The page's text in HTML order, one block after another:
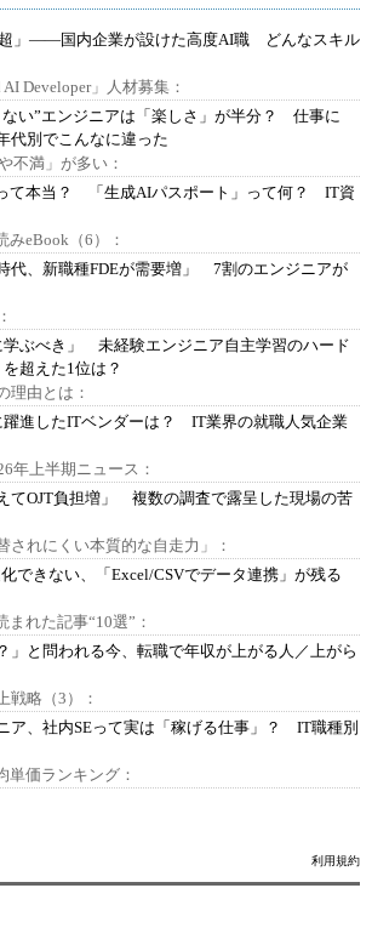
超」――国内企業が設けた高度AI職 どんなスキル
Developer」人材募集：
い”エンジニアは「楽しさ」が半分？ 仕事に
代別でこんなに違った
不満」が多い：
て本当？ 「生成AIパスポート」って何？ IT資
みeBook（6）：
代、新職種FDEが需要増」 7割のエンジニアが
学ぶべき」 未経験エンジニア自主学習のハード
超えた1位は？
理由とは：
躍進したITベンダーは？ IT業界の就職人気企業
年上半期ニュース：
てOJT負担増」 複数の調査で露呈した現場の苦
されにくい本質的な自走力」：
化できない、「Excel/CSVでデータ連携」が残る
れた記事“10選”：
」と問われる今、転職で年収が上がる人／上がら
戦略（3）：
ア、社内SEって実は「稼げる仕事」？ IT職種別
単価ランキング：
利用規約